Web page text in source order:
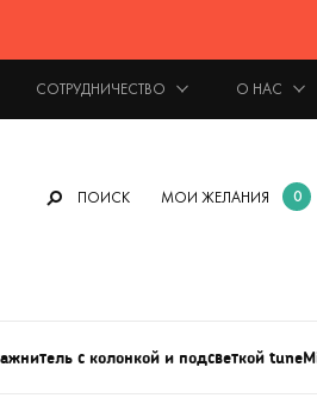
СОТРУДНИЧЕСТВО О НАС
ПОИСК МОИ ЖЕЛАНИЯ 0
с колонкой и подсветкой